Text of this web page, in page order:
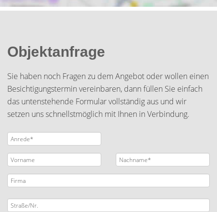
Objektanfrage
Sie haben noch Fragen zu dem Angebot oder wollen einen
Besichtigungstermin vereinbaren, dann füllen Sie einfach
das untenstehende Formular vollständig aus und wir
setzen uns schnellstmöglich mit Ihnen in Verbindung.